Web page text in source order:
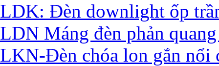
LDK: Đèn downlight ốp
LDN Máng đèn phản
LKN-Đèn chóa lon gắn nổi